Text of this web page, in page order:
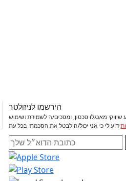
הירשמו לניזולטר
שיווקי מאנגלו סכסון, ומסכים/ה לשמירת ושימוש